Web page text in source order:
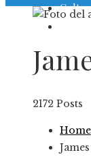
2172 Posts
Home